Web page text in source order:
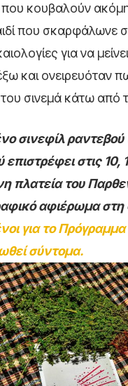
κουβαλούν
που σκαρφάλωνε
για να
και ονειρευόταν
του σινεμά κάτω από
σινεφίλ ραντεβού
επιστρέφει στις 10,
πλατεία του
αφιέρωμα στη
για το
σύντομα.